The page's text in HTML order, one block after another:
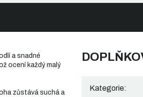
a snadné
ocení každý malý
zůstává suchá a
Kategorie: